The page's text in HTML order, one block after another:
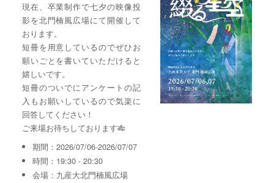
現在、卒業制作で七夕の映像投
影を北門楠風広場にて開催して
おります。
短冊を用意しているのでぜひお
願いごとを書いていただけると
嬉しいです。
短冊のついでにアンケートの記
入もお願いしているので気楽に
回答してください！
ご来場お待ちしております🎋
期間：2026/07/06-2026/07/07
時間：19:30 - 20:30
会場：九産大北門楠風広場